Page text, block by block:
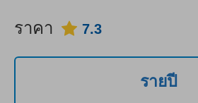
ราคา 7.3
รายปี